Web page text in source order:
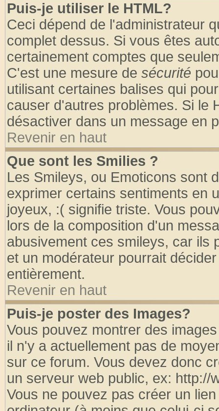
Puis-je utiliser le HTML?
Ceci dépend de l'administrateur
complet dessus. Si vous êtes
certainement comptes que
C'est une mesure de sécurité
utilisant certaines balises qui
causer d'autres problèmes. Si le
désactiver dans un message en
Revenir en haut
Que sont les Smilies ?
Les Smileys, ou Emoticons sont
exprimer certains sentiments en
joyeux, :( signifie triste. Vous
lors de la composition d'un
abusivement ces smileys, car ils
et un modérateur pourrait
entièrement.
Revenir en haut
Puis-je poster des Images?
Vous pouvez montrer des
il n'y a actuellement pas de
sur ce forum. Vous devez donc
un serveur web public, ex: http://
Vous ne pouvez pas créer un